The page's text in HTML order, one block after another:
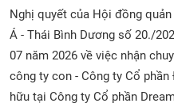
Nghị quyết của Hội đồng
Á - Thái Bình Dương số 20./
07 năm 2026 về việc nhận
công ty con - Công ty Cổ
hữu tại Công ty Cổ phần